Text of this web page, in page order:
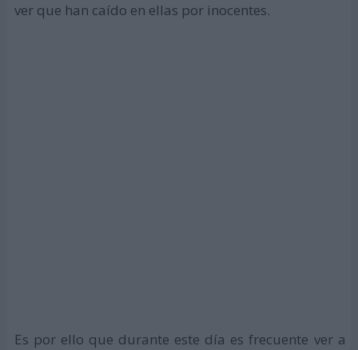
ver que han caído en ellas por inocentes.
Es por ello que durante este día es frecuente ver a